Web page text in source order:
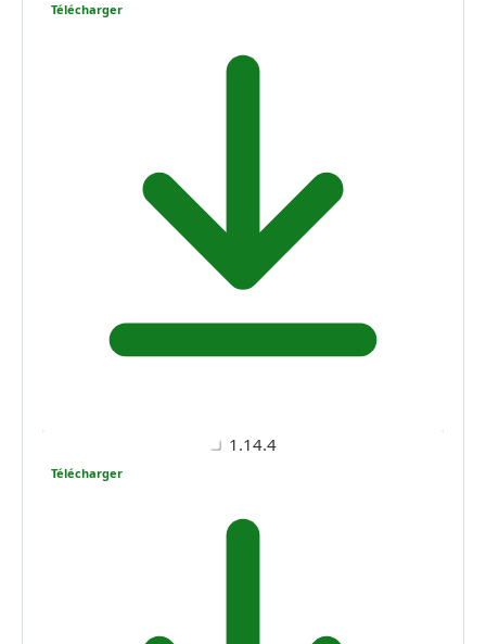
Télécharger
1.14.4
Télécharger